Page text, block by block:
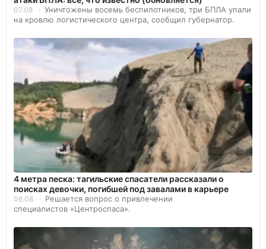
07.08
Уничтожены восемь беспилотников, три БПЛА упали
на кровлю логистического центра, сообщил губернатор.
4 метра песка: тагильские спасатели рассказали о
поисках девочки, погибшей под завалами в карьере
06.08
Решается вопрос о привлечении
специалистов «Центроспаса».